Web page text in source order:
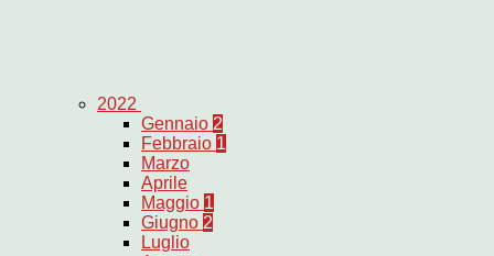
2022
Gennaio 2
Febbraio 1
Marzo
Aprile
Maggio 1
Giugno 2
Luglio